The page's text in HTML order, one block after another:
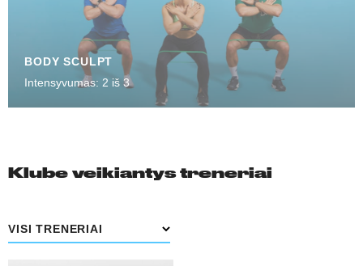
BODY SCULPT
Intensyvumas: 2 iš 3
Klube veikiantys treneriai
VISI TRENERIAI